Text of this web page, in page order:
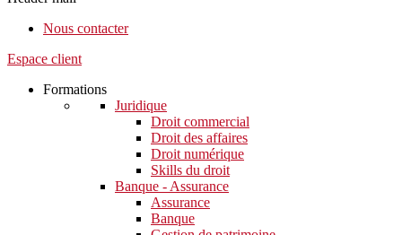
Nous contacter
Espace client
Formations
Juridique
Droit commercial
Droit des affaires
Droit numérique
Skills du droit
Banque - Assurance
Assurance
Banque